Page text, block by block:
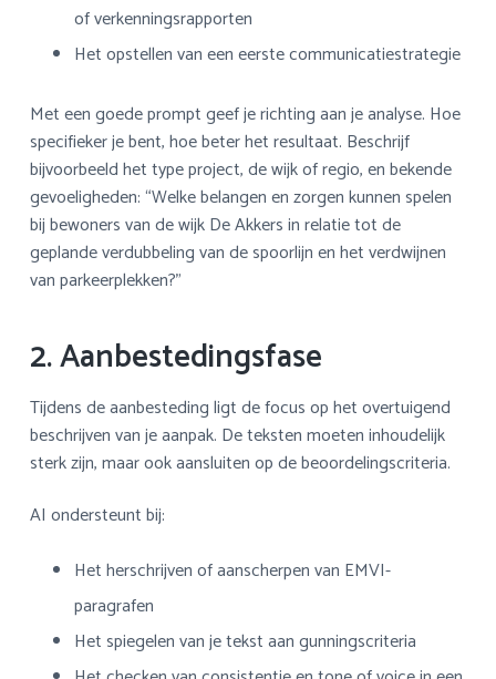
of verkenningsrapporten
Het opstellen van een eerste communicatiestrategie
Met een goede prompt geef je richting aan je analyse. Hoe
specifieker je bent, hoe beter het resultaat. Beschrijf
bijvoorbeeld het type project, de wijk of regio, en bekende
gevoeligheden: “Welke belangen en zorgen kunnen spelen
bij bewoners van de wijk De Akkers in relatie tot de
geplande verdubbeling van de spoorlijn en het verdwijnen
van parkeerplekken?”
2. Aanbestedingsfase
Tijdens de aanbesteding ligt de focus op het overtuigend
beschrijven van je aanpak. De teksten moeten inhoudelijk
sterk zijn, maar ook aansluiten op de beoordelingscriteria.
AI ondersteunt bij:
Het herschrijven of aanscherpen van EMVI-
paragrafen
Het spiegelen van je tekst aan gunningscriteria